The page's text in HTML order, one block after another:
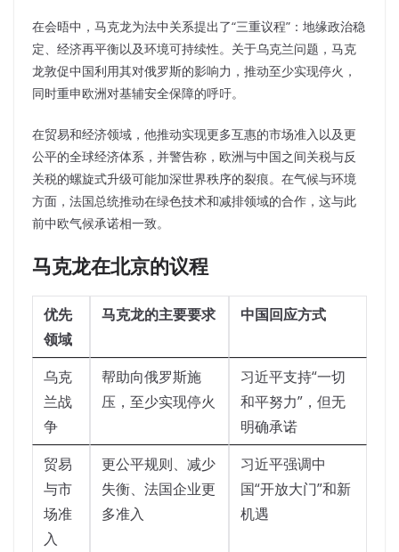
在会晤中，马克龙为法中关系提出了“三重议程”：地缘政治稳
定、经济再平衡以及环境可持续性。 关于乌克兰问题，马克
龙敦促中国利用其对俄罗斯的影响力，推动至少实现停火，
同时重申欧洲对基辅安全保障的呼吁。
在贸易和经济领域，他推动实现更多互惠的市场准入以及更
公平的全球经济体系，并警告称，欧洲与中国之间关税与反
关税的螺旋式升级可能加深世界秩序的裂痕。 在气候与环境
方面，法国总统推动在绿色技术和减排领域的合作，这与此
前中欧气候承诺相一致。
马克龙在北京的议程
优先
领域
马克龙的主要要求 中国回应方式
乌克
兰战
争
帮助向俄罗斯施
压，至少实现停火
习近平支持“一切
和平努力”，但无
明确承诺
贸易
与市
场准
入
更公平规则、减少
失衡、法国企业更
多准入
习近平强调中
国“开放大门”和新
机遇